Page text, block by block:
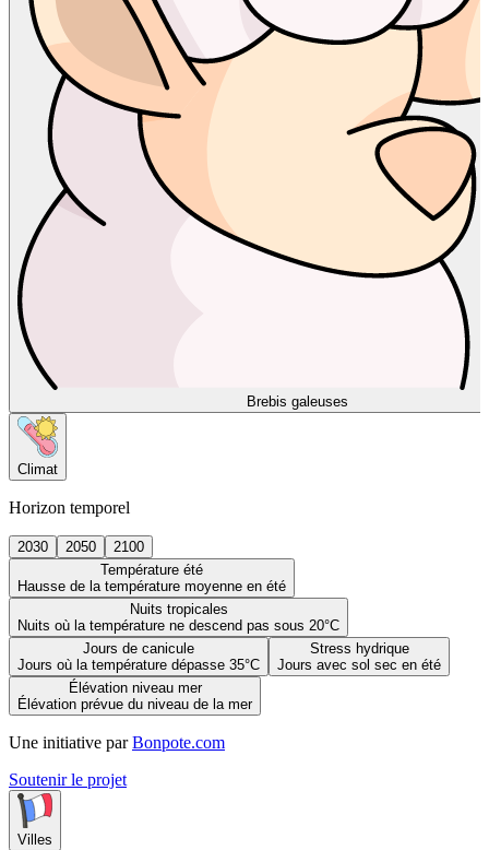
Brebis galeuses
Climat
Horizon temporel
2030 2050
2100
Température été
Hausse de la température moyenne en été
Nuits tropicales
Nuits où la température ne descend pas sous 20°C
Jours de canicule
Jours où la température dépasse 35°C
Stress hydrique
Jours avec sol sec en été
Élévation niveau mer
Élévation prévue du niveau de la mer
Une initiative par Bonpote.com
Soutenir le projet
Villes